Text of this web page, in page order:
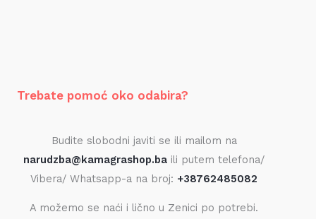
Trebate pomoć oko odabira?
Budite slobodni javiti se ili mailom na
narudzba@kamagrashop.ba ili putem telefona/
Vibera/ Whatsapp-a na broj: +38762485082
A možemo se naći i lično u Zenici po potrebi.